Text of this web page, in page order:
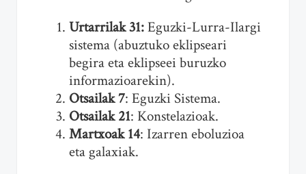
Urtarrilak 31:Eguzki-Lurra-Ilargi
sistema (abuztuko eklipseari
begira eta eklipseei buruzko
informazioarekin).
Otsailak 7: Eguzki Sistema.
Otsailak 21: Konstelazioak.
Martxoak 14: Izarren eboluzioa
eta galaxiak.